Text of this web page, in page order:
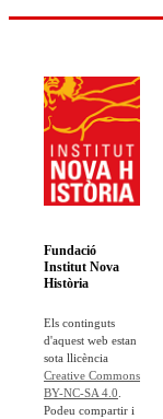
Fundació
Institut Nova
Història
Els continguts
d'aquest web estan
sota llicència
Creative Commons
BY-NC-SA 4.0
Podeu compartir i